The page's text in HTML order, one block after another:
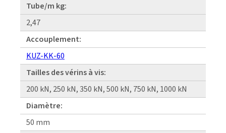
Tube/m kg:
2,47
Accouplement:
KUZ-KK-60
Tailles des vérins à vis:
200 kN, 250 kN, 350 kN, 500 kN, 750 kN, 1000 kN
Diamètre:
50 mm